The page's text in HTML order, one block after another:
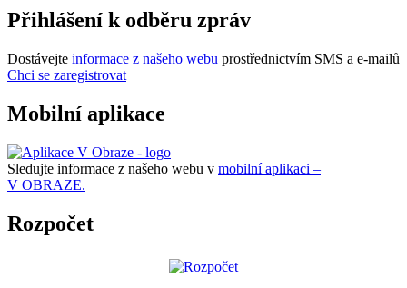
Přihlášení k odběru zpráv
Dostávejte informace z našeho webu prostřednictvím SMS a e-mailů
Chci se zaregistrovat
Mobilní aplikace
Sledujte informace z našeho webu v mobilní aplikaci –
V OBRAZE.
Rozpočet